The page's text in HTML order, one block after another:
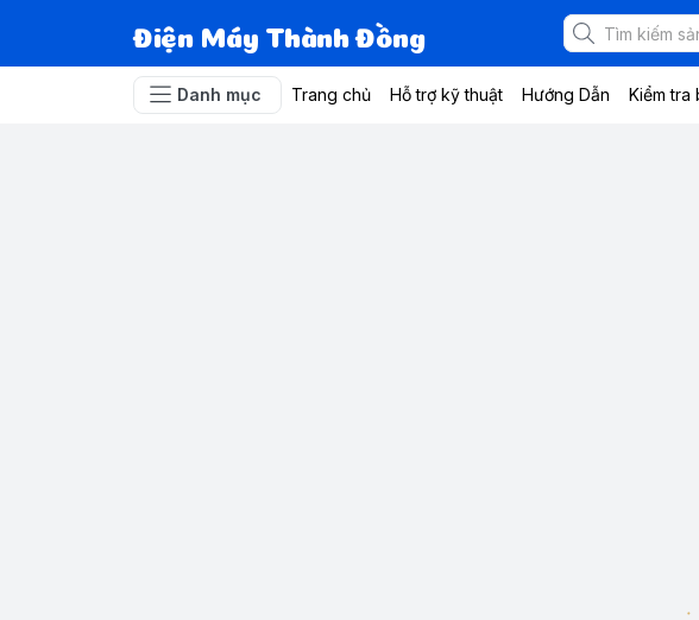
Điện Máy Thành Đồng
Danh mục Trang chủ Hỗ trợ kỹ thuật Hướng Dẫn Kiểm tra